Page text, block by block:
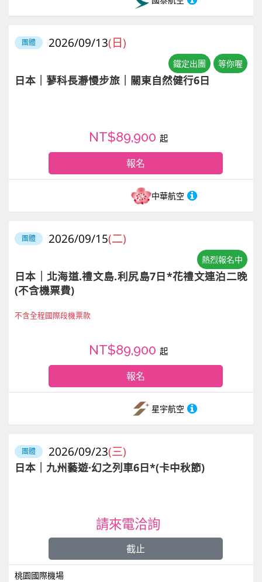
鐵定出團 等你喔
團體 2026/09/13(日)
日本｜蓼科長瀞慢步旅｜關東自然健行6日
中華航空
NT$89,900 起
報名
熱烈報名中
團體 2026/09/15(二)
日本｜北海道.禮文島.利尻島7日*花禮文連泊二晚
(不含機票費)
不含全程國際段機票款
星宇航空
NT$89,900 起
報名
團體 2026/09/23(三)
日本｜九州藝遊·幻之列車6日*(卡中秋節)
桃園國際機場
請來電洽詢
截止